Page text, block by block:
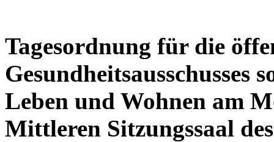
Tagesordnung für die
Gesundheitsausschusses
Leben und Wohnen am
Mittleren Sitzungssaal